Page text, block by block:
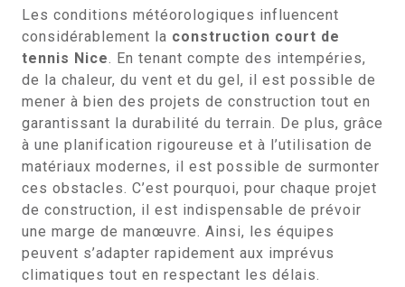
Les conditions météorologiques influencent
considérablement la construction court de
tennis Nice. En tenant compte des intempéries,
de la chaleur, du vent et du gel, il est possible de
mener à bien des projets de construction tout en
garantissant la durabilité du terrain. De plus, grâce
à une planification rigoureuse et à l’utilisation de
matériaux modernes, il est possible de surmonter
ces obstacles. C’est pourquoi, pour chaque projet
de construction, il est indispensable de prévoir
une marge de manœuvre. Ainsi, les équipes
peuvent s’adapter rapidement aux imprévus
climatiques tout en respectant les délais.